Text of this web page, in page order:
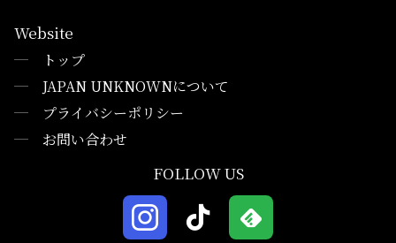
Website
─
トップ
─ JAPAN UNKNOWNについて
─ プライバシーポリシー
─ お問い合わせ
FOLLOW US